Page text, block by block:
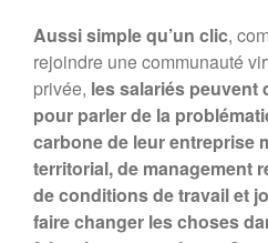
Aussi simple qu’un clic,
rejoindre une communauté
privée, les salariés peuvent
pour parler de la
carbone de leur entreprise
territorial, de management
de conditions de travail et
faire changer les choses